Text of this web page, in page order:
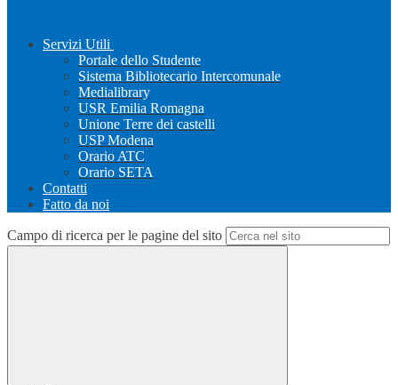
Servizi Utili
Portale dello Studente
Sistema Bibliotecario Intercomunale
Medialibrary
USR Emilia Romagna
Unione Terre dei castelli
USP Modena
Orario ATC
Orario SETA
Contatti
Fatto da noi
Campo di ricerca per le pagine del sito